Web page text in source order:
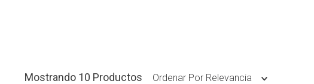
10 Productos Ordenar Por Relevancia